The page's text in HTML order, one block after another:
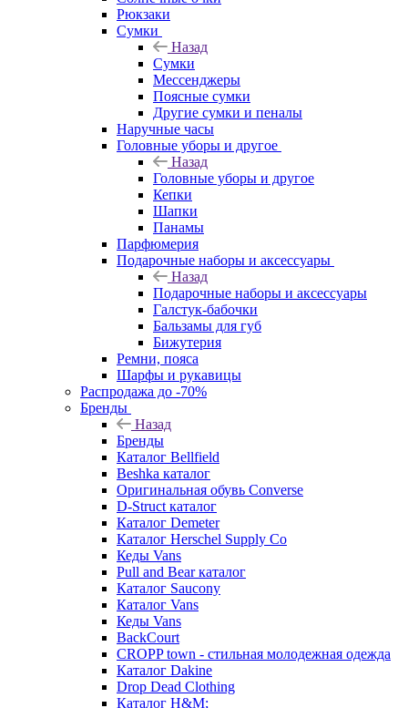
Рюкзаки
Сумки
Назад
Сумки
Мессенджеры
Поясные сумки
Другие сумки и пеналы
Наручные часы
Головные уборы и другое
Назад
Головные уборы и другое
Кепки
Шапки
Панамы
Парфюмерия
Подарочные наборы и аксессуары
Назад
Подарочные наборы и аксессуары
Галстук-бабочки
Бальзамы для губ
Бижутерия
Ремни, пояса
Шарфы и рукавицы
Распродажа до -70%
Бренды
Назад
Бренды
Каталог Bellfield
Beshka каталог
Оригинальная обувь Converse
D-Struct каталог
Каталог Demeter
Каталог Herschel Supply Co
Кеды Vans
Pull and Bear каталог
Каталог Saucony
Каталог Vans
Кеды Vans
BackCourt
CROPP town - стильная молодежная одежда
Каталог Dakine
Drop Dead Clothing
Каталог H&M;